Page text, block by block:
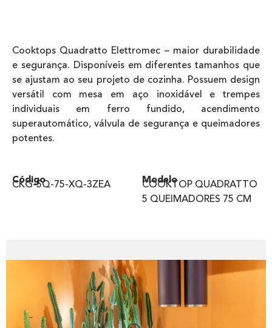
Cooktops Quadratto Elettromec – maior durabilidade
e segurança. Disponíveis em diferentes tamanhos que
se ajustam ao seu projeto de cozinha. Possuem design
versátil com mesa em aço inoxidável e trempes
individuais em ferro fundido, acendimento
superautomático, válvula de segurança e queimadores
potentes.
Código
CKG-5Q-75-XQ-3ZEA Modelo
COOKTOP QUADRATTO
5 QUEIMADORES 75 CM